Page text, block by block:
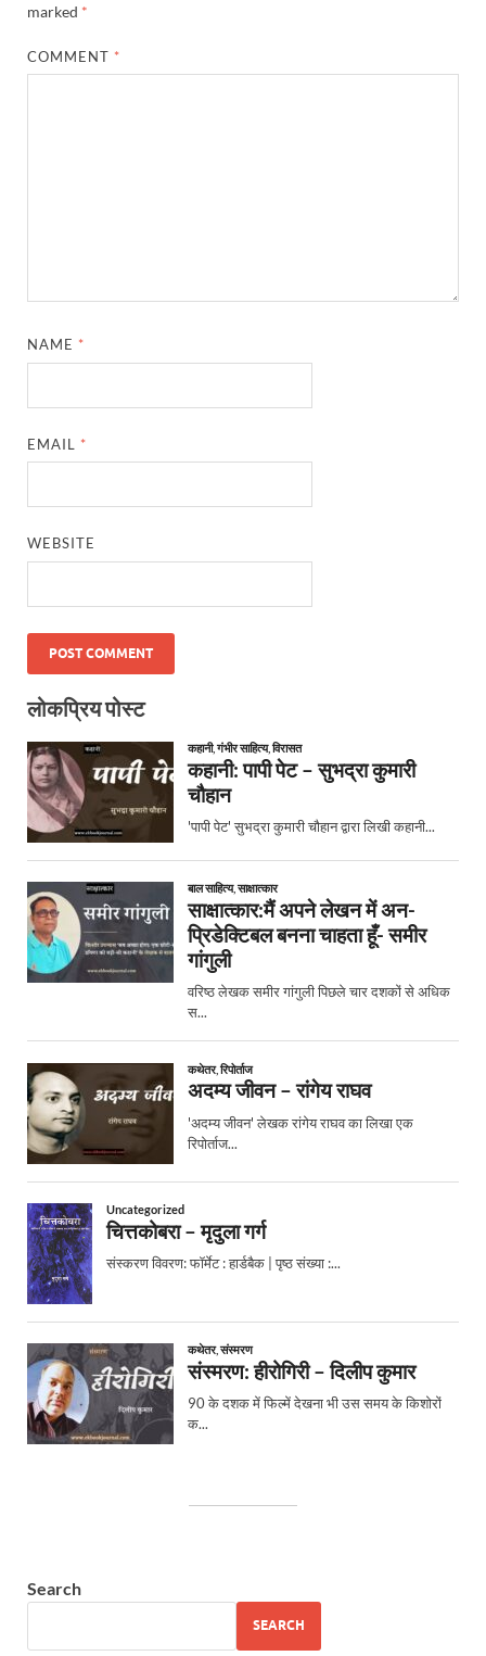
marked *
COMMENT *
NAME *
EMAIL *
WEBSITE
लोकप्रिय पोस्ट
Search
SEARCH